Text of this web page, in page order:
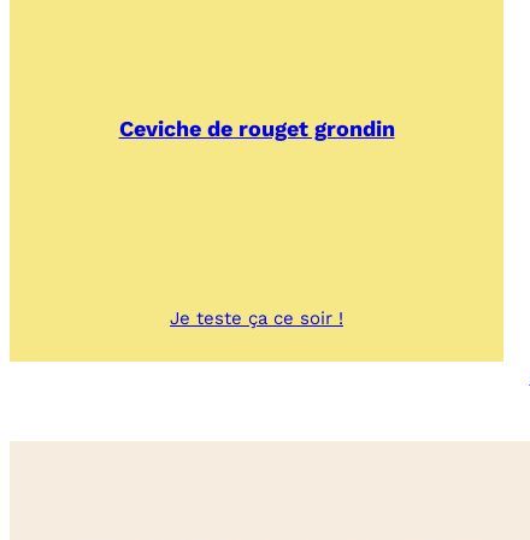
Ceviche de rouget grondin
Je teste ça ce soir !
de